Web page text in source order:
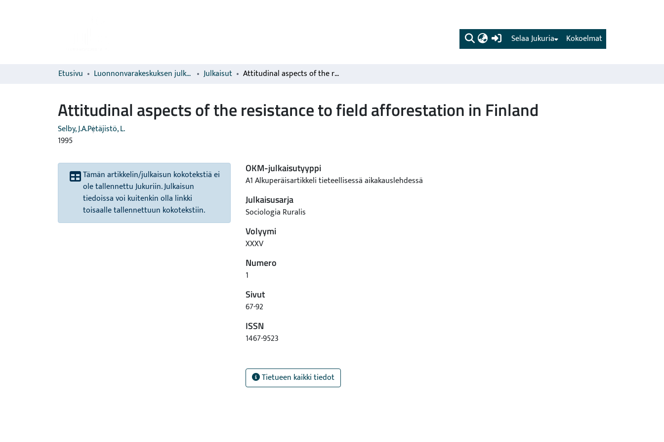
(current) Kokoelmat
Selaa Jukuria
Etusivu Luonnonvarakeskuksen julkaisut Julkaisut Attitudinal aspects of the resistance to field afforestation in Finland
Attitudinal aspects of the resistance to field afforestation in Finland
Selby, J.A.Petäjistö, L.
1995
Tämän artikkelin/julkaisun kokotekstiä ei
ole tallennettu Jukuriin. Julkaisun
tiedoissa voi kuitenkin olla linkki
toisaalle tallennettuun kokotekstiin.
OKM-julkaisutyyppi
A1 Alkuperäisartikkeli tieteellisessä aikakauslehdessä
Julkaisusarja
Sociologia Ruralis
Volyymi
XXXV
Numero
1
Sivut
67-92
ISSN
1467-9523
Tietueen kaikki tiedot